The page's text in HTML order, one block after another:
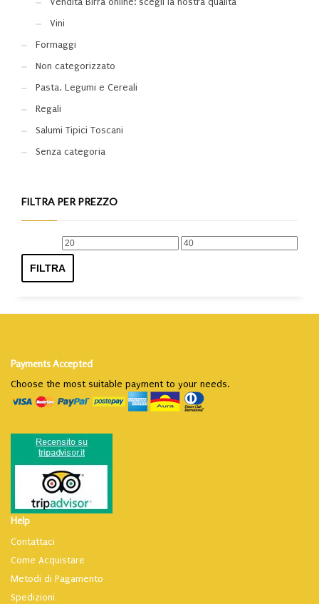
Vini
Formaggi
Non categorizzato
Pasta, Legumi e Cereali
Regali
Salumi Tipici Toscani
Senza categoria
FILTRA PER PREZZO
Prezzo
Min
Prezzo
FILTRA
Payments Accepted
Choose the most suitable payment to your needs.
Help
Contattaci
Come Acquistare
Metodi di Pagamento
Spedizioni